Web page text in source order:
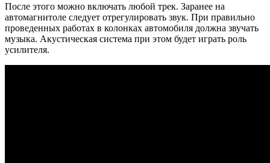
После этого можно включать любой трек. Заранее на
автомагнитоле следует отрегулировать звук. При правильно
проведенных работах в колонках автомобиля должна звучать
музыка. Акустическая система при этом будет играть роль
усилителя.